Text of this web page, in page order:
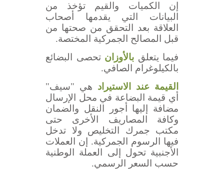
إن الكميات والقيم تؤخذ من
البيانات التي يقدمها أصحاب
العلاقة بعد التحقق من صحتها من
قبل المصالح الجمركية المختصة.
فيما يتعلق بالأوزان تحصى البضائع
بالكيلوغرام الصافي.
القيمة عند الاستيراد هي "سيف"
أي قيمة البضاعة في محل الإرسال
مضافة إليها أجور النقل والضمان
وكافة المصاريف الأخرى حتى
مكتب جمرك التخليص ولا تدخل
فيها الرسوم الجمركية. إن العملات
الأجنبية تحول إلى العملة الوطنية
حسب السعر الرسمي.